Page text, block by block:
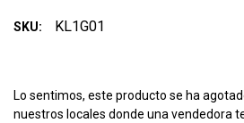
SKU: KL1G01
Lo sentimos, este producto se ha
nuestros locales donde una vendedora